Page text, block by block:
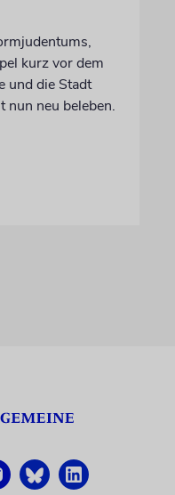
kurz vor dem
und die Stadt
neu beleben.